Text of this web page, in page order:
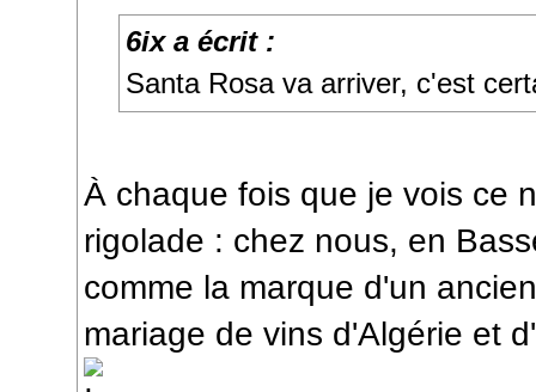
6ix a écrit :
Santa Rosa va arriver, c'est
À chaque fois que je vois ce
rigolade : chez nous, en
comme la marque d'un
mariage de vins d'Algérie et